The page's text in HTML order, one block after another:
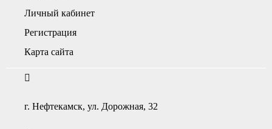
Личный кабинет
Регистрация
Карта сайта
г. Нефтекамск, ул. Дорожная, 32